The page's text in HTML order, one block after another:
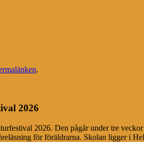
.
2026
2026. Den pågår under tre
för föräldrarna. Skolan ligger i